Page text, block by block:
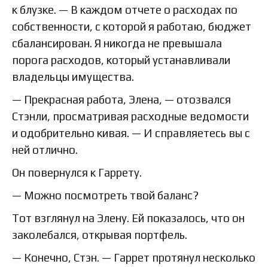
к блузке. — В каждом отчете о расходах по
собственности, с которой я работаю, бюджет
сбалансирован. Я никогда не превышала
порога расходов, который устанавливали
владельцы имущества.
— Прекрасная работа, Элена, — отозвался
Стэнли, просматривая расходные ведомости
и одобрительно кивая. — И справляетесь вы с
ней отлично.
Он повернулся к Гаррету.
— Можно посмотреть твой баланс?
Тот взглянул на Элену. Ей показалось, что он
заколебался, открывая портфель.
— Конечно, Стэн. — Гаррет протянул несколько